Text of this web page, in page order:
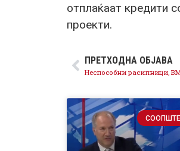
отплаќаат кредити
проекти.
ПРЕТХОДНА ОБЈАВА